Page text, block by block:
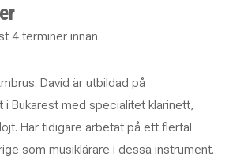
4 terminer innan.
David är utbildad på
i Bukarest med specialitet klarinett,
Har tidigare arbetat på ett flertal
som musiklärare i dessa instrument.